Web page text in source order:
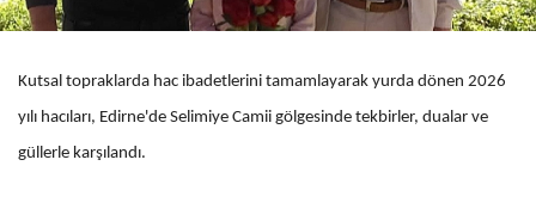
Kutsal topraklarda hac ibadetlerini tamamlayarak yurda dönen 2026
yılı hacıları, Edirne'de Selimiye Camii gölgesinde tekbirler, dualar ve
güllerle karşılandı.